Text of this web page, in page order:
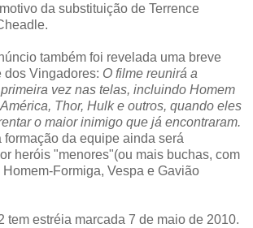
da substituição de Terrence
também foi revelada uma breve
dos Vingadores: O filme reunirá a
vez nas telas, incluindo Homem
Thor, Hulk e outros, quando eles
o maior inimigo que já encontraram.
formação da equipe ainda será
heróis "menores"(ou mais buchas, com
Formiga, Vespa e Gavião
tem estréia marcada 7 de maio de 2010.